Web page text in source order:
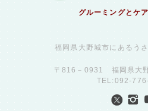
グルーミングとケ
福岡県大野城市にあるう
〒816－0931 福岡県大
TEL:092-